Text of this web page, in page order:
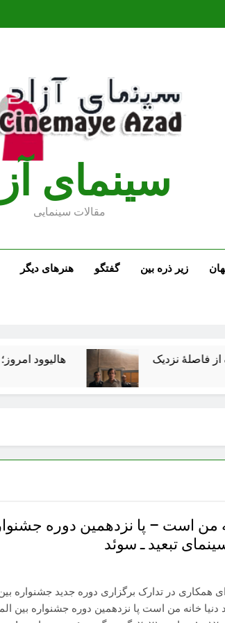
سينماى
مقالات سينمايى
زیر ذره بین گفتگو هنرهای دیگر
هالیوود امروز؛ از
من است – پا نزدهمین دوره
تبعید ـ سوئد
همکاری در تدارک برگزاری دوره جدید جشنواره
دنیا خانه من است پا نزدهمین دوره جشنواره بین